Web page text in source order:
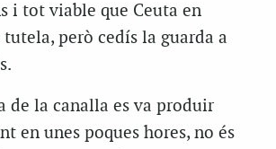
i tot viable que Ceuta en
però cedís la guarda a
de la canalla es va produir
en unes poques hores, no és